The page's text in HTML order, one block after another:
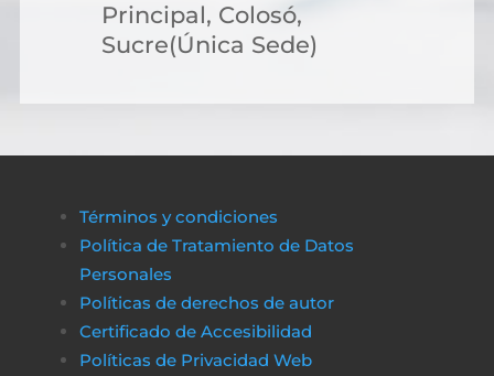
Principal, Colosó,
Sucre(Única Sede)
Términos y condiciones
Política de Tratamiento de Datos
Personales
Políticas de derechos de autor
Certificado de Accesibilidad
Políticas de Privacidad Web